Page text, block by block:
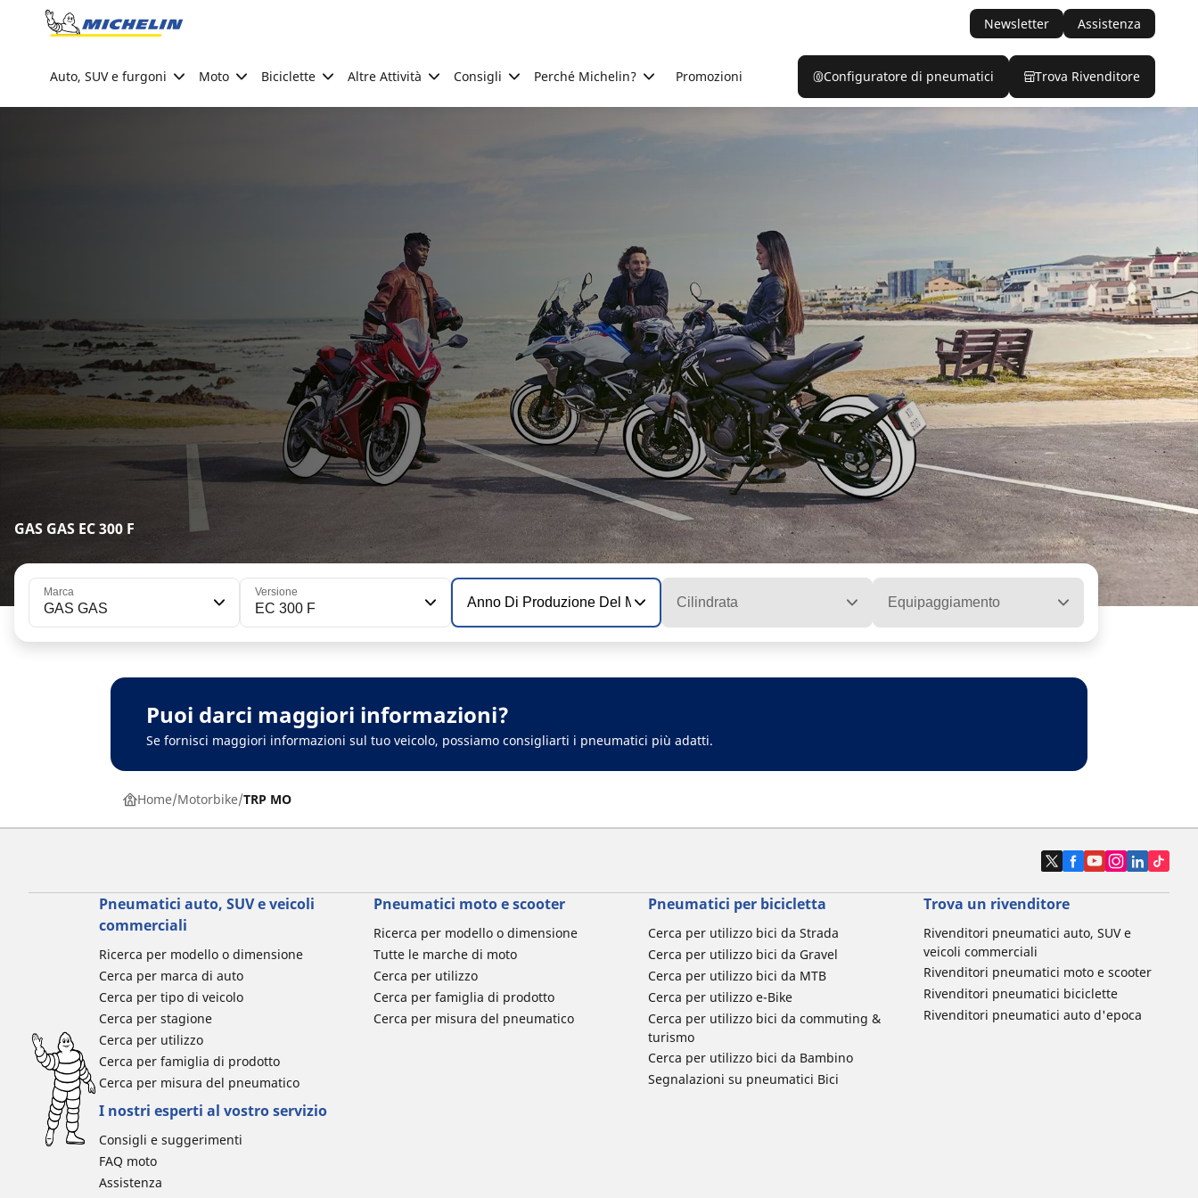
Go to page content
Newsletter Assistenza
Auto, SUV e furgoni Moto Biciclette Altre Attività Consigli Perché Michelin? Promozioni Configuratore di pneumatici Trova Rivenditore
GAS GAS EC 300 F
Marca
GAS GAS
Versione
EC 300 F Anno Di Produzione Del Modello Cilindrata Equipaggiamento
Puoi darci maggiori informazioni?
Se fornisci maggiori informazioni sul tuo veicolo, possiamo consigliarti i pneumatici più adatti.
Home Motorbike TRP MO
Pneumatici auto, SUV e veicoli
commerciali
Ricerca per modello o dimensione
Cerca per marca di auto
Cerca per tipo di veicolo
Cerca per stagione
Cerca per utilizzo
Cerca per famiglia di prodotto
Cerca per misura del pneumatico
Pneumatici moto e scooter
Ricerca per modello o dimensione
Tutte le marche di moto
Cerca per utilizzo
Cerca per famiglia di prodotto
Cerca per misura del pneumatico
Pneumatici per bicicletta
Cerca per utilizzo bici da Strada
Cerca per utilizzo bici da Gravel
Cerca per utilizzo bici da MTB
Cerca per utilizzo e-Bike
Cerca per utilizzo bici da commuting &
turismo
Cerca per utilizzo bici da Bambino
Segnalazioni su pneumatici Bici
Trova un rivenditore
Rivenditori pneumatici auto, SUV e
veicoli commerciali
Rivenditori pneumatici moto e scooter
Rivenditori pneumatici biciclette
Rivenditori pneumatici auto d'epoca
I nostri esperti al vostro servizio
Consigli e suggerimenti
FAQ moto
Assistenza